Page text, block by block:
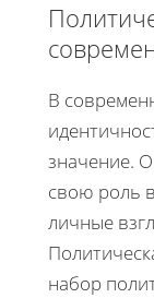
В
значение.
свою роль
личные
набор